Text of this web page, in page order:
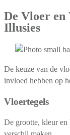
De Vloer en
Illusies
De keuze van de
invloed hebben op
Vloertegels
De grootte, kleur en